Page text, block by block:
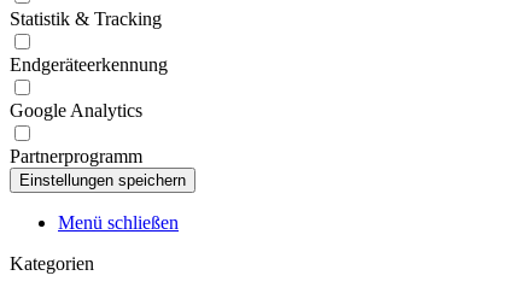
Statistik & Tracking
Endgeräteerkennung
Google Analytics
Partnerprogramm
Menü schließen
Kategorien